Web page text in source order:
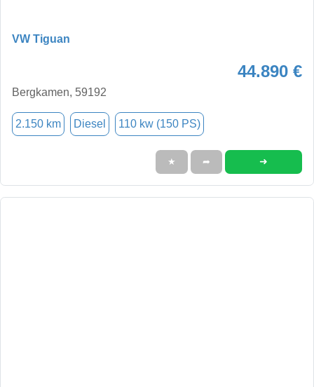
VW Tiguan
44.890 €
Bergkamen, 59192
2.150 km Diesel 110 kw (150 PS)
★ ➦ ➜